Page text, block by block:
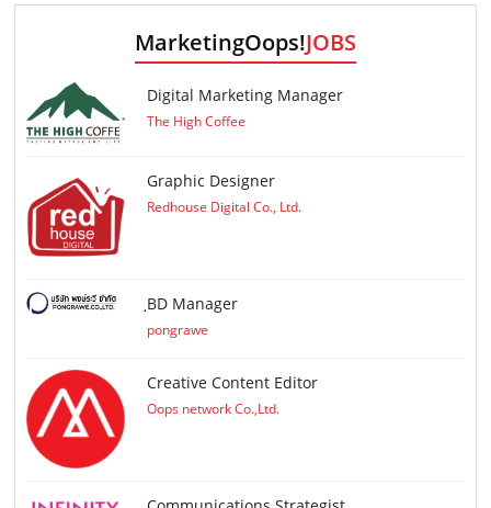
MarketingOops!JOBS
Digital Marketing Manager
The High Coffee
Graphic Designer
Redhouse Digital Co., Ltd.
ฺBD Manager
pongrawe
Creative Content Editor
Oops network Co.,Ltd.